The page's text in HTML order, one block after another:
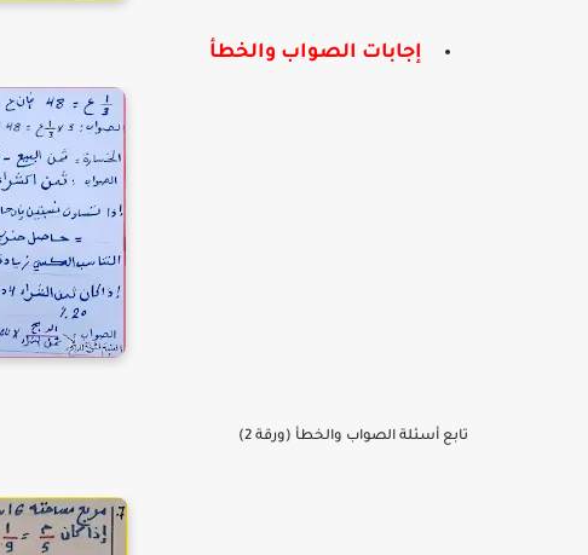
إجابات الصواب والخطأ
تابع أسئلة الصواب والخطأ (ورقة 2)